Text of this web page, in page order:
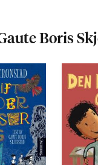
Boris